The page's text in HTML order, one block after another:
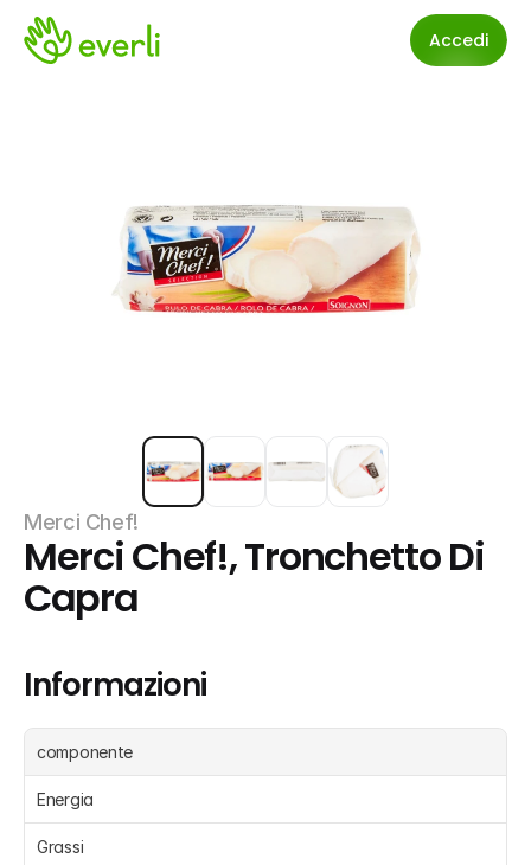
Accedi
Merci Chef!
Merci Chef!, Tronchetto Di
Capra
Informazioni
componente
Energia
Grassi